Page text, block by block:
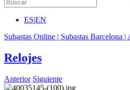
ES|EN
Subastas Online | Subastas Barcelona
Relojes
Anterior Siguiente